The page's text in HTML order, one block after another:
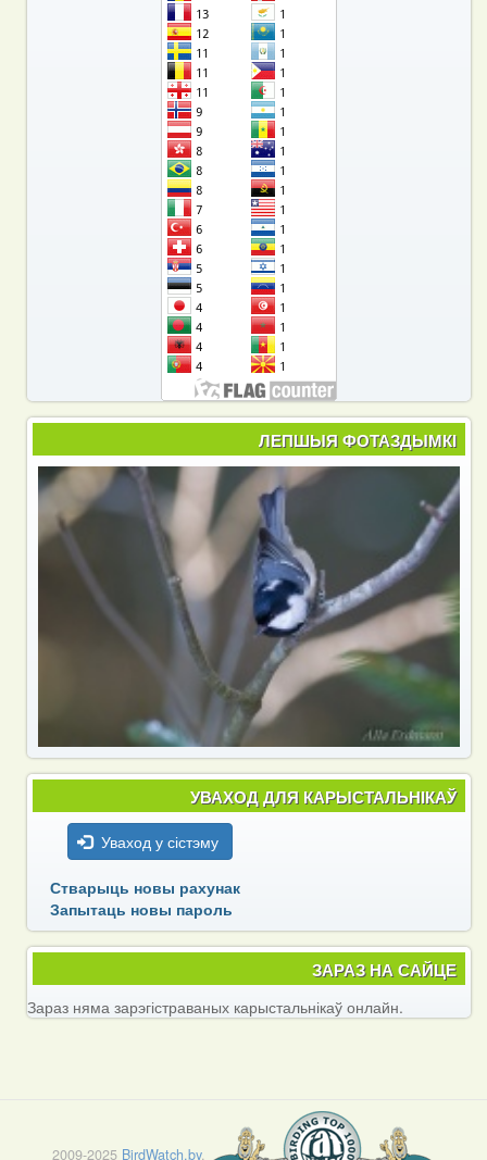
ЛЕПШЫЯ ФОТАЗДЫМКІ
УВАХОД ДЛЯ КАРЫСТАЛЬНІКАЎ
Уваход у сістэму
Стварыць новы рахунак
Запытаць новы пароль
ЗАРАЗ НА САЙЦЕ
Зараз няма зарэгістраваных карыстальнікаў онлайн.
2009-2025 BirdWatch.by.